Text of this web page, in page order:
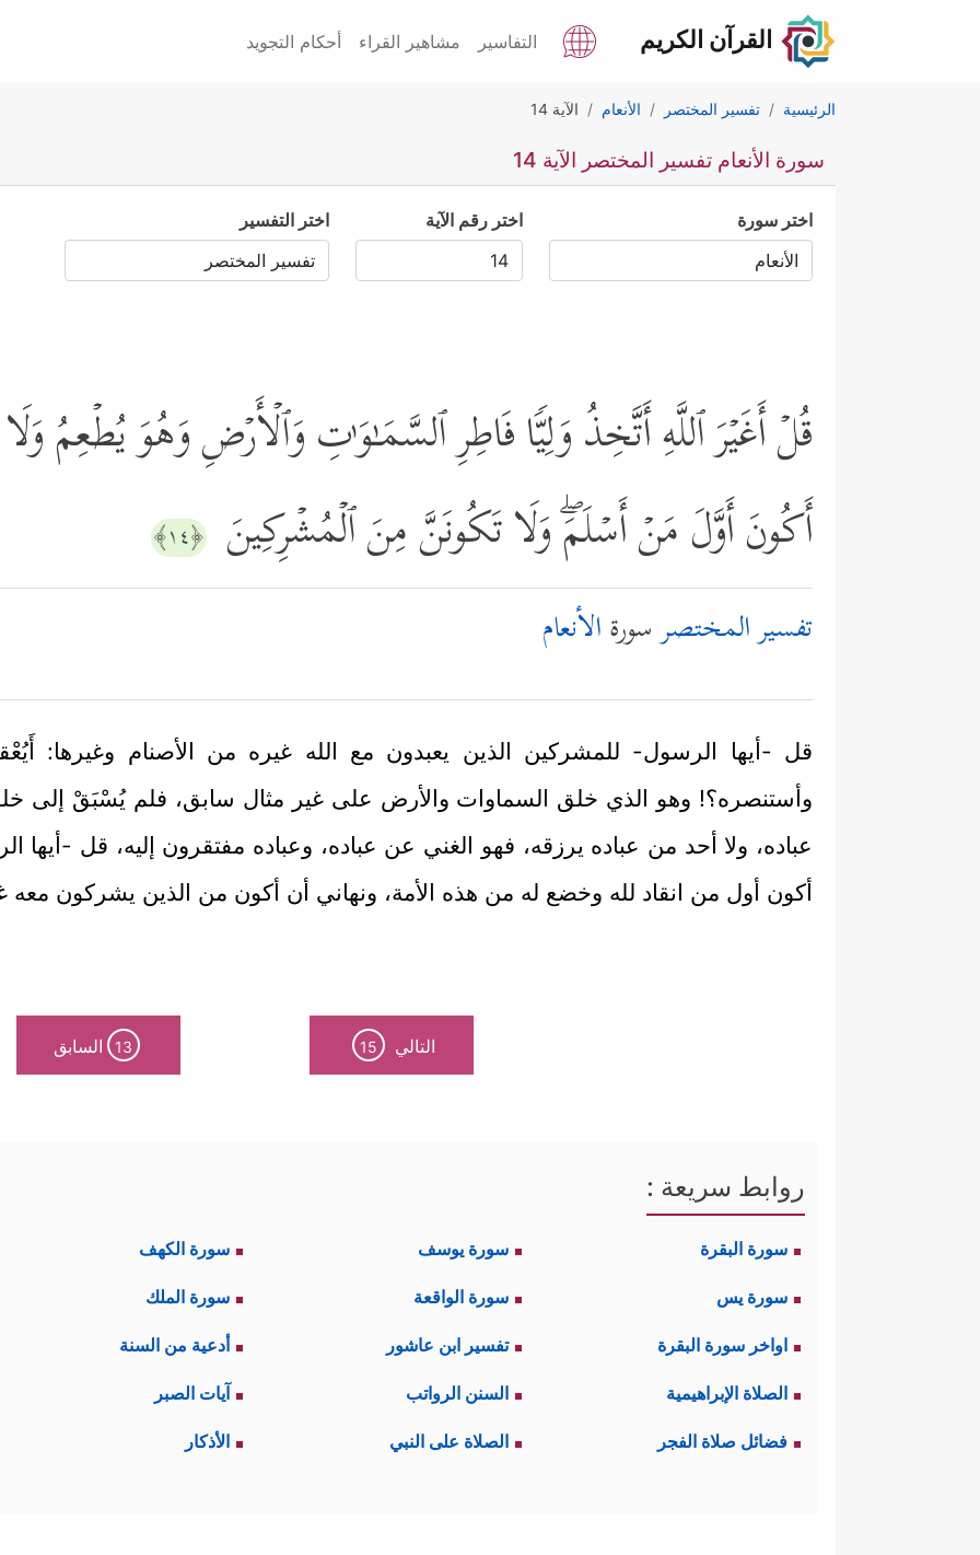
القرآن الكريم التفاسير مشاهير القراء أحكام التجويد
الرئيسية تفسير المختصر الأنعام الآية 14
سورة الأنعام تفسير المختصر الآية 14
اختر سورة اختر رقم الآية اختر التفسير
قُلۡ أَغَیۡرَ ٱللَّهِ أَتَّخِذُ وَلِیࣰّا فَاطِرِ ٱلسَّمَـٰوَ ٰ⁠تِ وَٱلۡأَرۡضِ وَهُوَ یُطۡعِمُ
أَكُونَ أَوَّلَ مَنۡ أَسۡلَمَۖ وَلَا تَكُونَنَّ مِنَ ٱلۡمُشۡرِكِینَ ﴿١٤﴾
تفسير المختصرسورةالأنعام
قل -أيها الرسول- للمشركين الذين يعبدون مع الله غيره من الأصنام وغيرها:
وأستنصره؟! وهو الذي خلق السماوات والأرض على غير مثال سابق، فلم يُسْبَقْ إلى
عباده، ولا أحد من عباده يرزقه، فهو الغني عن عباده، وعباده مفتقرون إليه، قل -
أكون أول من انقاد لله وخضع له من هذه الأمة، ونهاني أن أكون من الذين يشركون معه
التالي 15
13 السابق
روابط سريعة :
سورة البقرة سورة يوسف سورة الكهف
سورة يس سورة الواقعة سورة الملك
اواخر سورة البقرة تفسير ابن عاشور أدعية من السنة
الصلاة الإبراهيمية السنن الرواتب آيات الصبر
فضائل صلاة الفجر الصلاة على النبي الأذكار